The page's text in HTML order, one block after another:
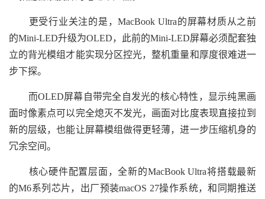
更受行业关注的是，MacBook Ultra的屏幕材质从之前
的Mini-LED升级为OLED，此前的Mini-LED屏幕必须配套独
立的背光模组才能实现分区控光，整机重量和厚度很难进一
步下探。
而OLED屏幕自带完全自发光的核心特性，显示纯黑画
面时像素点可以完全熄灭不发光，画面对比度表现直接拉到
新的层级，也能让屏幕模组做得更轻薄，进一步压缩机身的
冗余空间。
核心硬件配置层面，全新的MacBook Ultra将搭载最新
的M6系列芯片，出厂预装macOS 27操作系统，和同期推送